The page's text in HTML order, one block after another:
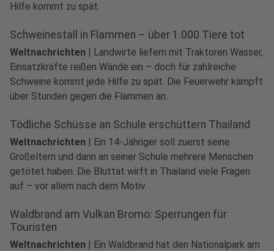
Hilfe kommt zu spät.
Schweinestall in Flammen – über 1.000 Tiere tot
Weltnachrichten | Landwirte liefern mit Traktoren Wasser,
Einsatzkräfte reißen Wände ein – doch für zahlreiche
Schweine kommt jede Hilfe zu spät. Die Feuerwehr kämpft
über Stunden gegen die Flammen an.
Tödliche Schüsse an Schule erschüttern Thailand
Weltnachrichten | Ein 14-Jähriger soll zuerst seine
Großeltern und dann an seiner Schule mehrere Menschen
getötet haben. Die Bluttat wirft in Thailand viele Fragen
auf – vor allem nach dem Motiv.
Waldbrand am Vulkan Bromo: Sperrungen für
Touristen
Weltnachrichten | Ein Waldbrand hat den Nationalpark am